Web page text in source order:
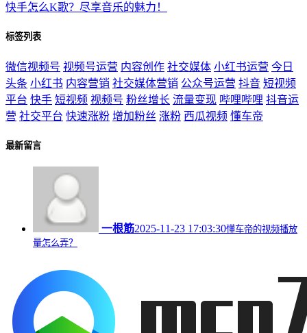
快手怎么K歌？尽享音乐的魅力！
标签列表
微信视频号 视频号运营 内容创作 社交媒体 小红书运营 今日
头条 小红书 内容营销 社交媒体营销 公众号运营 抖音 短视频
平台 快手 短视频 视频号 粉丝增长 流量变现 哔哩哔哩 抖音运
营 社交平台 快速涨粉 增加粉丝 涨粉 西瓜视频 懂车帝
最新留言
一根筋2025-11-23 17:03:30懂车帝的视频播放
量怎么弄？